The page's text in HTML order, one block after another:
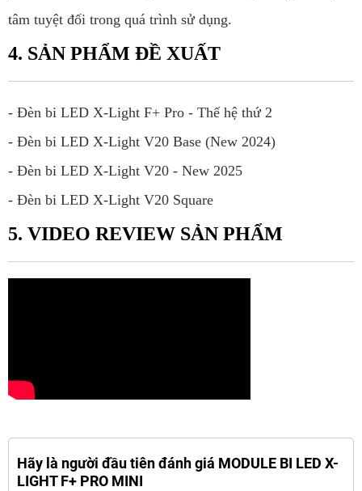
tâm tuyệt đối trong quá trình sử dụng.
4. SẢN PHẨM ĐỀ XUẤT
- Đèn bi LED X-Light F+ Pro - Thế hệ thứ 2
- Đèn bi LED X-Light V20 Base (New 2024)
- Đèn bi LED X-Light V20 - New 2025
- Đèn bi LED X-Light V20 Square
5. VIDEO REVIEW SẢN PHẨM
Hãy là người đầu tiên đánh giá MODULE BI LED X-
LIGHT F+ PRO MINI